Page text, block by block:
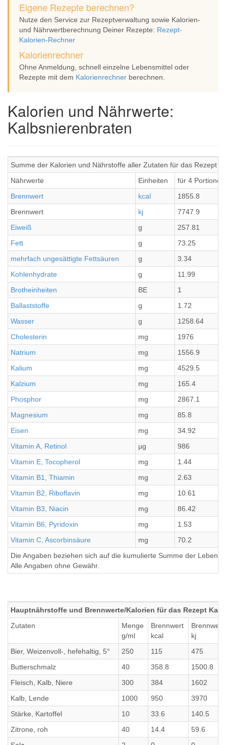
Eigene Rezepte berechnen?
Nutze den Service zur Rezeptverwaltung sowie Kalorien-
und Nährwertberechnung Deiner Rezepte: Rezept-
Kalorien-Rechner
Kalorienrechner
Ohne Anmeldung, schnell einzelne Lebensmittel oder
Rezepte mit dem Kalorienrechner berechnen.
Kalorien und Nährwerte:
Kalbsnierenbraten
Summe der Kalorien und Nährstoffe aller Zutaten für das Rezept
Nährwerte
Einheiten
für 4 Portionen
Brennwert
kcal
1855.8
Brennwert
kj
7747.9
Eiweiß
g
257.81
Fett
g
73.25
mehrfach ungesättigte Fettsäuren
g
3.34
Kohlenhydrate
g
11.99
Brotheinheiten
BE
1
Ballaststoffe
g
1.72
Wasser
g
1258.64
Cholesterin
mg
1976
Natrium
mg
1556.9
Kalium
mg
4529.5
Kalzium
mg
165.4
Phosphor
mg
2867.1
Magnesium
mg
85.8
Eisen
mg
34.92
Vitamin A, Retinol
µg
986
Vitamin E, Tocopherol
mg
1.44
Vitamin B1, Thiamin
mg
2.63
Vitamin B2, Riboflavin
mg
10.61
Vitamin B3, Niacin
mg
86.42
Vitamin B6, Pyridoxin
mg
1.53
Vitamin C, Ascorbinsäure
mg
70.2
Die Angaben beziehen sich auf die kumulierte Summe der
Alle Angaben ohne Gewähr.
Hauptnährstoffe und Brennwerte/Kalorien für das Rezept
Zutaten
Menge
g/ml
Brennwert
kcal
Brennwert
kj
Bier, Weizenvoll-, hefehaltig, 5°
250 115
475
Butterschmalz
40 358.8
1500.8
Fleisch, Kalb, Niere
300 384
1602
Kalb, Lende
1000 950
3970
Stärke, Kartoffel
10 33.6
140.5
Zitrone, roh
40 14.4
59.6